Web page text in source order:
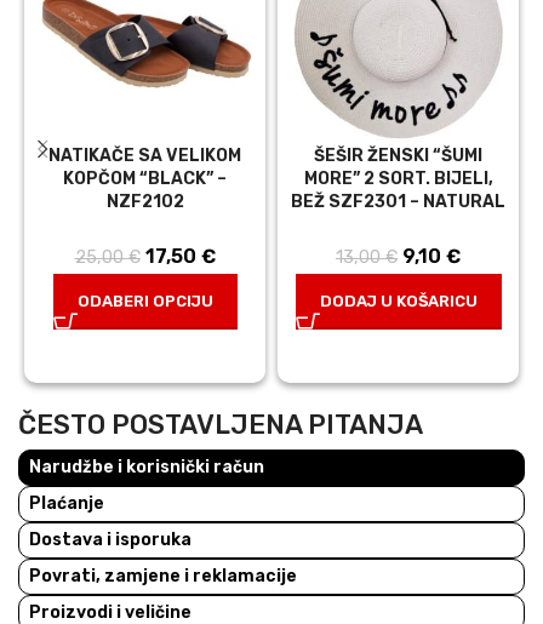
NATIKAČE SA VELIKOM
KOPČOM “BLACK” –
NZF2102
25,00€
Izvorna
25,00 €.
17,50 €Trenutna
ODABERI OPCIJU
ŠEŠIR ŽENSKI “ŠUMI
MORE” 2 SORT. BIJELI,
BEŽ SZF2301 – NATURAL
13,00€
Izvorna
je: 13,00 €.
9,10 €
9,10 €.
DODAJ U KOŠARICU
ČESTO POSTAVLJENA PITANJA
Narudžbe i korisnički račun
Plaćanje
Dostava i isporuka
Povrati, zamjene i reklamacije
Proizvodi i veličine